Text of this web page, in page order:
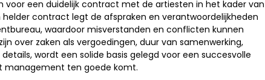
voor een duidelijk contract met de artiesten in het kader van
contract legt de afspraken en verantwoordelijkheden
waardoor misverstanden en conflicten kunnen
over zaken als vergoedingen, duur van samenwerking,
wordt een solide basis gelegd voor een succesvolle
management ten goede komt.